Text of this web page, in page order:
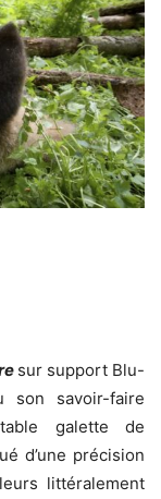
sur support Blu-
son savoir-faire
galette de
d’une précision
littéralement